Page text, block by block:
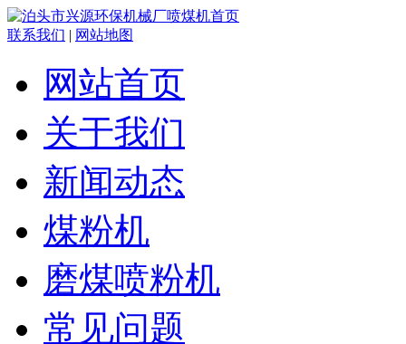
联系我们 | 网站地图
网站首页
关于我们
新闻动态
煤粉机
磨煤喷粉机
常见问题